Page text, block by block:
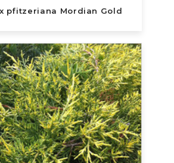
pfitzeriana Mordian Gold